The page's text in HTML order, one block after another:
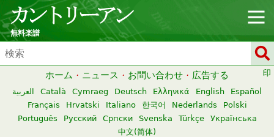
無料楽譜
ホーム · ニュース · お問い合わせ · 広告する
العربية Català Cymraeg Deutsch Ελληνικά English
Español
Français
Hrvatski Italiano 한국어 Nederlands
Polski
Português
Русский Српски Svenska Türkçe
Українська
中文(简体)